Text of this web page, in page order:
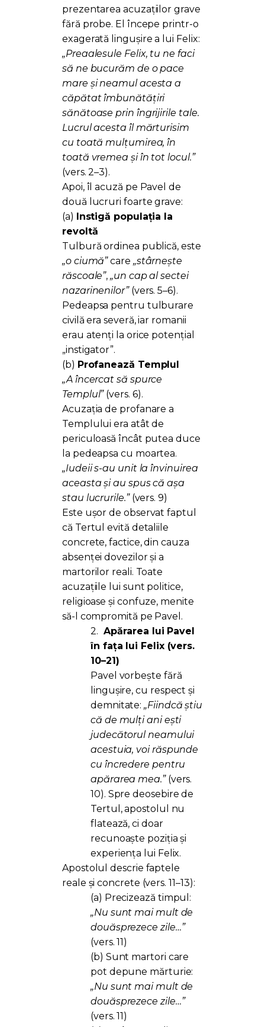
prezentarea acuzațiilor grave
fără probe. El începe printr-o
exagerată lingușire a lui Felix:
„Preaalesule Felix, tu ne faci
să ne bucurăm de o pace
mare şi neamul acesta a
căpătat îmbunătăţiri
sănătoase prin îngrijirile tale.
Lucrul acesta îl mărturisim
cu toată mulţumirea, în
toată vremea şi în tot locul.”
(vers. 2–3).
Apoi, îl acuză pe Pavel de
două lucruri foarte grave:
(a) Instigă populația la
revoltă
Tulbură ordinea publică, este
„o ciumă”care „stârnește
răscoale”,„un cap al sectei
nazarinenilor”(vers. 5–6).
Pedeapsa pentru tulburare
civilă era severă, iar romanii
erau atenți la orice potențial
„instigator”.
(b) Profanează Templul
„A încercat să spurce
Templul”(vers. 6).
Acuzația de profanare a
Templului era atât de
periculoasă încât putea duce
la pedeapsa cu moartea.
„Iudeii s-au unit la învinuirea
aceasta şi au spus că așa
stau lucrurile.”(vers. 9)
Este ușor de observat faptul
că Tertul evită detaliile
concrete, factice, din cauza
absenței dovezilor și a
martorilor reali. Toate
acuzațiile lui sunt politice,
religioase și confuze, menite
să-l compromită pe Pavel.
2. Apărarea lui Pavel
în fața lui Felix (vers.
10–21)
Pavel vorbește fără
lingușire, cu respect și
demnitate:„Fiindcă știu
că de mulți ani ești
judecătorul neamului
acestuia, voi răspunde
cu încredere pentru
apărarea mea.”(vers.
10). Spre deosebire de
Tertul, apostolul nu
flatează, ci doar
recunoaște poziția și
experiența lui Felix.
Apostolul descrie faptele
reale și concrete (vers. 11–13):
(a) Precizează timpul:
„Nu sunt mai mult de
douăsprezece zile…”
(vers. 11)
(b) Sunt martori care
pot depune mărturie:
„Nu sunt mai mult de
douăsprezece zile…”
(vers. 11)